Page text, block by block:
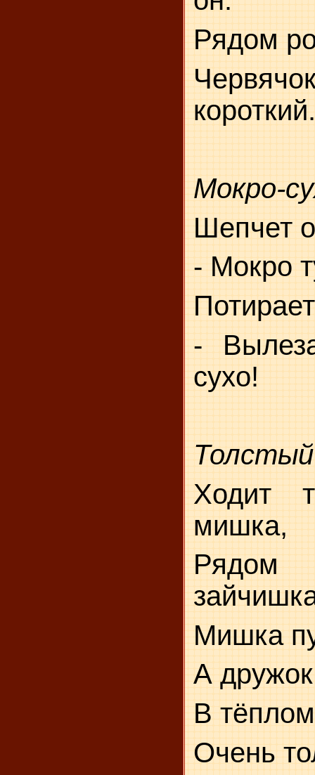
Рядом
короткий.
Мокро-
Шепчет
- Мокро
-
сухо!
Ходит
мишка,
Рядом
Мишка
А
В
Очень